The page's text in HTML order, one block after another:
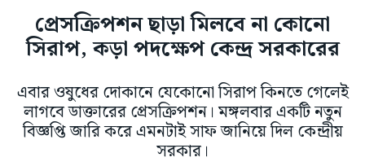
প্রেসক্রিপশন ছাড়া মিলবে না কোনো
সিরাপ, কড়া পদক্ষেপ কেন্দ্র সরকারের
এবার ওষুধের দোকানে যেকোনো সিরাপ কিনতে গেলেই
লাগবে ডাক্তারের প্রেসক্রিপশন। মঙ্গলবার একটি নতুন
বিজ্ঞপ্তি জারি করে এমনটাই সাফ জানিয়ে দিল কেন্দ্রীয়
সরকার।